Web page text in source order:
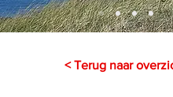
< Terug naar